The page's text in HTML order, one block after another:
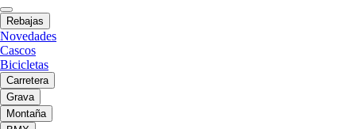
Rebajas
Novedades
Cascos
Bicicletas
Carretera
Grava
Montaña